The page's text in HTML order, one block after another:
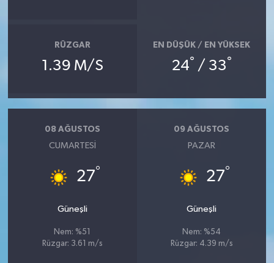
RÜZGAR
1.39 M/S
EN DÜŞÜK / EN YÜKSEK
24° / 33°
08 AĞUSTOS
CUMARTESI
27°
Güneşli
Nem: %51
Rüzgar: 3.61 m/s
09 AĞUSTOS
PAZAR
27°
Güneşli
Nem: %54
Rüzgar: 4.39 m/s